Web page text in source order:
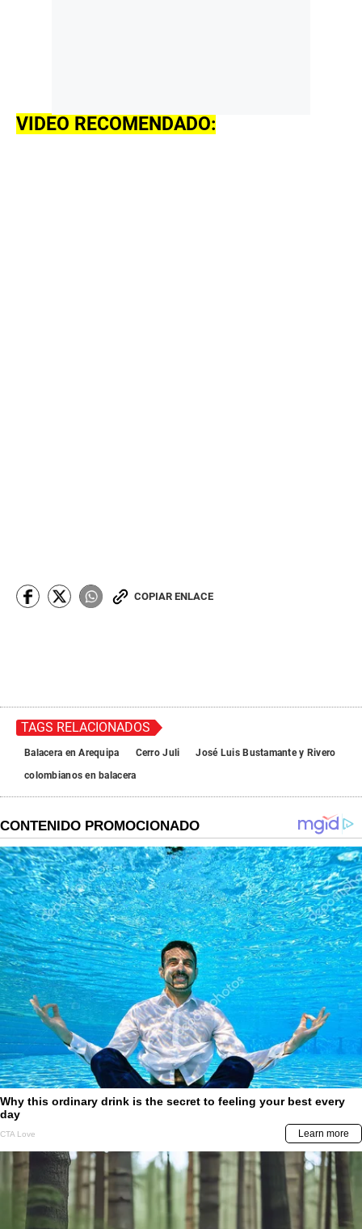
VIDEO RECOMENDADO:
COPIAR ENLACE
TAGS RELACIONADOS
Balacera en Arequipa Cerro Juli
José Luis Bustamante y Rivero
colombianos en balacera